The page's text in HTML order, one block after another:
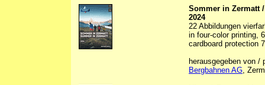
Sommer in Zermatt
2024
22 Abbildungen
in four-color printing,
cardboard protection
herausgegeben von /
Bergbahnen AG,